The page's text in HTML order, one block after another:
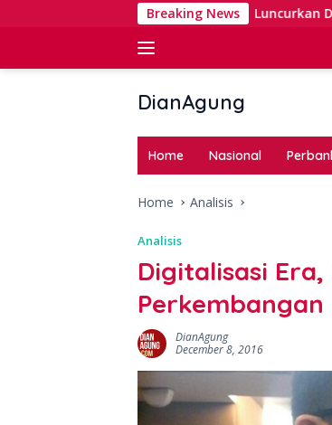
Breaking News
Luncurkan Digination, BNI
DianAgung
Web
Insights
Home Nasional
Home Analisis
Analisis
Digitalisasi
Perkembangan
DianAgung
December 8, 2016